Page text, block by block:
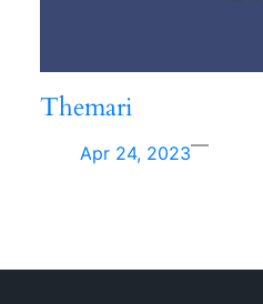
Themari
Apr 24, 2023—